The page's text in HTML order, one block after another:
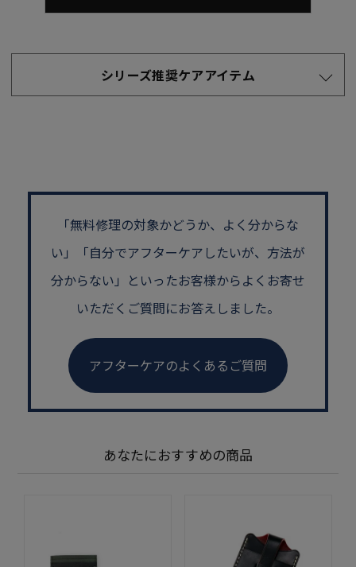
シリーズ推奨ケアアイテム
「無料修理の対象かどうか、よく分からな
い」
「自分でアフターケアしたいが、方法が
分からない」といったお客様からよくお寄せ
いただくご質問にお答えしました。
アフターケアのよくあるご質問
あなたにおすすめの商品